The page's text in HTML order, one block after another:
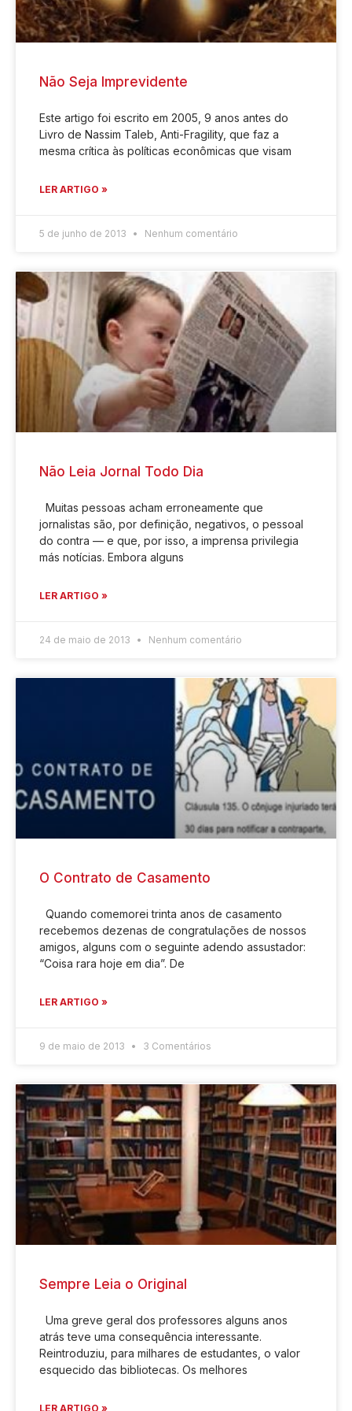
Não Seja Imprevidente
Este artigo foi escrito em 2005, 9 anos antes do
Livro de Nassim Taleb, Anti-Fragility, que faz a
mesma crítica às políticas econômicas que visam
LER ARTIGO »
5 de junho de 2013 Nenhum comentário
Não Leia Jornal Todo Dia
Muitas pessoas acham erroneamente que
jornalistas são, por definição, negativos, o pessoal
do contra — e que, por isso, a imprensa privilegia
más notícias. Embora alguns
LER ARTIGO »
24 de maio de 2013 Nenhum comentário
O Contrato de Casamento
Quando comemorei trinta anos de casamento
recebemos dezenas de congratulações de nossos
amigos, alguns com o seguinte adendo assustador:
“Coisa rara hoje em dia”. De
LER ARTIGO »
9 de maio de 2013 3 Comentários
Sempre Leia o Original
Uma greve geral dos professores alguns anos
atrás teve uma consequência interessante.
Reintroduziu, para milhares de estudantes, o valor
esquecido das bibliotecas. Os melhores
LER ARTIGO »